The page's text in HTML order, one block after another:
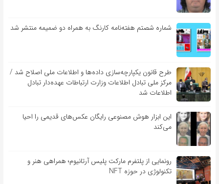
شماره شصتم هفته‌نامه کارنگ به همراه دو ضمیمه منتشر شد
طرح قانون یکپارچه‌سازی داده‌ها و اطلاعات ملی اصلاح شد /
مرکز ملی تبادل اطلاعات وزارت ارتباطات عهده‌دار تبادل
اطلاعات شد
این ابزار هوش مصنوعی رایگان عکس‌های قدیمی را احیا
می‌کند
رونمایی از پلتفرم مارکت پلیس آرتانیوم؛ همراهی هنر و
تکنولوژی در حوزه NFT